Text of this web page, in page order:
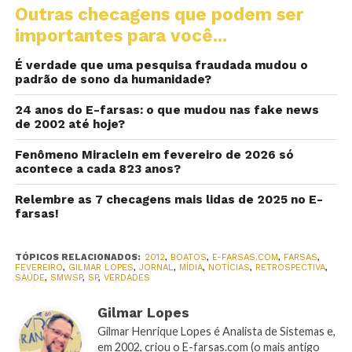
Outras checagens que podem ser
importantes para você...
É verdade que uma pesquisa fraudada mudou o
padrão de sono da humanidade?
24 anos do E-farsas: o que mudou nas fake news
de 2002 até hoje?
Fenômeno MiracleIn em fevereiro de 2026 só
acontece a cada 823 anos?
Relembre as 7 checagens mais lidas de 2025 no E-
farsas!
TÓPICOS RELACIONADOS: 2012, BOATOS, E-FARSAS.COM, FARSAS,
FEVEREIRO, GILMAR LOPES, JORNAL, MÍDIA, NOTÍCIAS, RETROSPECTIVA,
SAÚDE, SMWSP, SP, VERDADES
Gilmar Lopes
Gilmar Henrique Lopes é Analista de Sistemas e,
em 2002, criou o E-farsas.com (o mais antigo